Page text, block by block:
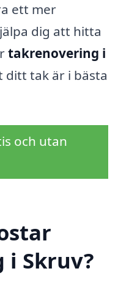
ett mer
dig att hitta
takrenovering i
ditt tak är i bästa
och utan
Skruv?